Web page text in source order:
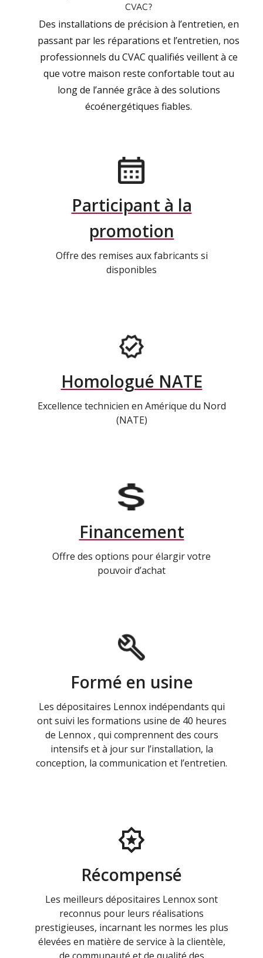
CVAC?
Des installations de précision à l’entretien, en
passant par les réparations et l’entretien, nos
professionnels du CVAC qualifiés veillent à ce
que votre maison reste confortable tout au
long de l’année grâce à des solutions
écoénergétiques fiables.
Participant à la
promotion
Offre des remises aux fabricants si
disponibles
Homologué NATE
Excellence technicien en Amérique du Nord
(NATE)
Financement
Offre des options pour élargir votre
pouvoir d’achat
Formé en usine
Les dépositaires Lennox indépendants qui
ont suivi les formations usine de 40 heures
de Lennox , qui comprennent des cours
intensifs et à jour sur l’installation, la
conception, la communication et l’entretien.
Récompensé
Les meilleurs dépositaires Lennox sont
reconnus pour leurs réalisations
prestigieuses, incarnant les normes les plus
élevées en matière de service à la clientèle,
de communauté et de qualité des